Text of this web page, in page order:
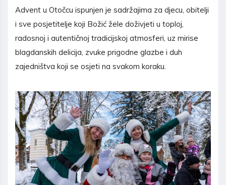
Advent u Otočcu ispunjen je sadržajima za djecu, obitelji
i sve posjetitelje koji Božić žele doživjeti u toploj,
radosnoj i autentičnoj tradicijskoj atmosferi, uz mirise
blagdanskih delicija, zvuke prigodne glazbe i duh
zajedništva koji se osjeti na svakom koraku.